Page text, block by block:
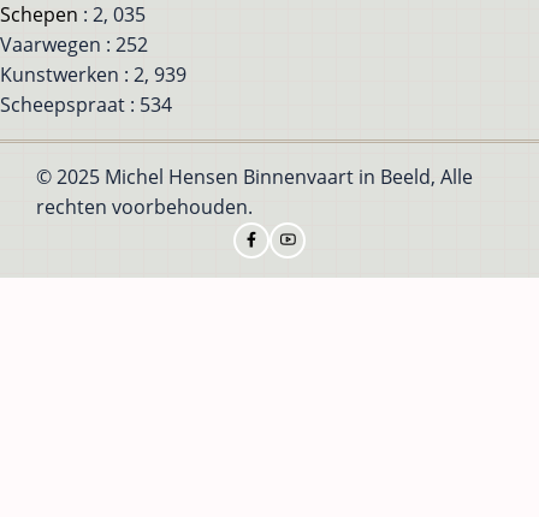
Schepen : 2, 035
Vaarwegen : 252
Kunstwerken : 2, 939
Scheepspraat : 534
© 2025 Michel Hensen Binnenvaart in Beeld, Alle
rechten voorbehouden.